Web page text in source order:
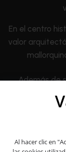
En el centro
valor
Además de
cuenta
restaurantes
Es un
Al hacer clic en